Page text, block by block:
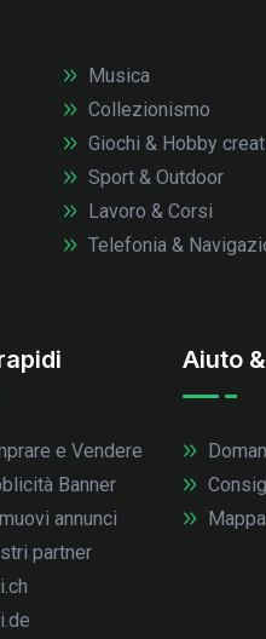
Musica
Collezionismo
Giochi & Hobby
Sport & Outdoor
Lavoro & Corsi
Telefonia &
e Vendere
Banner
annunci
partner
Aiuto